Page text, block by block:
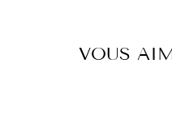
VOUS